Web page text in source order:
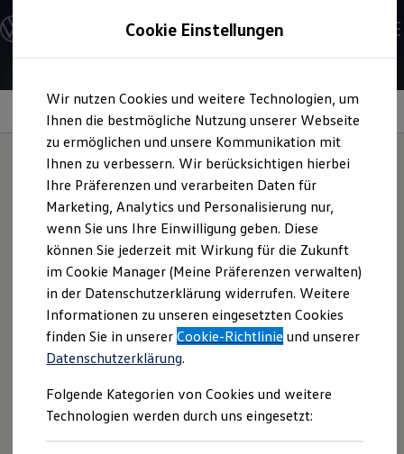
Hauptinhalt
springen
Footer
springen
Modelle und Konfigurator
Konfigurator
Modelle vergleichen
Elektroautos
ENERGY Sondermodelle
Nutzfahrzeuge
SUV und CUV
Familienautos
Kombis
Kompaktwagen
Sportwagen
Schnell verfügbare Fahrzeuge
Angebote und Produkte
Aktuelle Angebote
E-Auto-Förderung
Volkswagen Marktplatz
Die ENERGY Sondermodelle
Junge Gebrauchtwagen und Gebrauchtwagen
Volkswagen Zertifizierte Gebrauchtwagen
Elektromobilität bei Gebrauchtwagen
Saisonangebote
Reifenpakete
Leasing
Leasing-Angebote
Schneekette„Servo 9“
Diese Schneekette passt auf die Reifengrößen 235/55 R 19
und 255/50 R 19. Das engmaschige Laufnetz verbessert die
Grip-Verhältnisse und ein manuelles Nachspannen der Kette
ist nicht mehr nötig. Fragen Sie das Produkt gern bei Ihrem
VolkswagenPartner an.
Schneekette „Servo 9“ anfragen
Cookie Einstellungen
Wir nutzen Cookies und weitere Technologien, um
Ihnen die bestmögliche Nutzung unserer Webseite
zu ermöglichen und unsere Kommunikation mit
Ihnen zu verbessern. Wir berücksichtigen hierbei
Ihre Präferenzen und verarbeiten Daten für
Marketing, Analytics und Personalisierung nur,
wenn Sie uns Ihre Einwilligung geben. Diese
können Sie jederzeit mit Wirkung für die Zukunft
im Cookie Manager (Meine Präferenzen verwalten)
in der Datenschutzerklärung widerrufen. Weitere
Informationen zu unseren eingesetzten Cookies
finden Sie in unsererCookie-Richtlinie und unserer
Datenschutzerklärung.
Folgende Kategorien von Cookies und weitere
Technologien werden durch uns eingesetzt: